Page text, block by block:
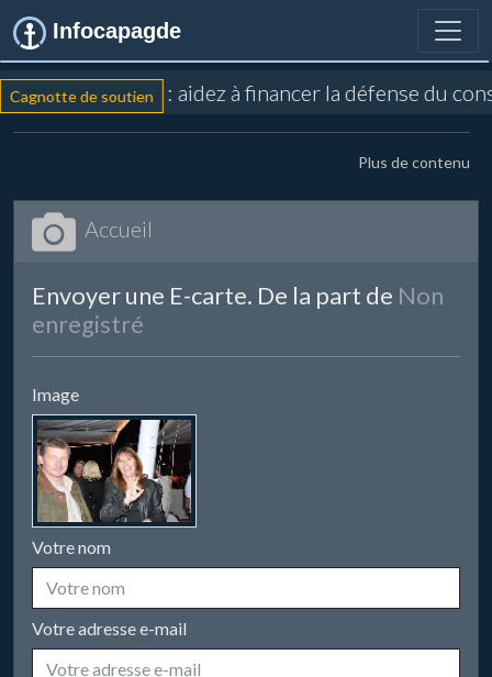
Infocapagde
Cagnotte de soutien : aidez à financer la défense du
Plus de contenu
Accueil
Envoyer une E-carte. De la part de Non
enregistré
Image
Votre nom
Votre adresse e-mail